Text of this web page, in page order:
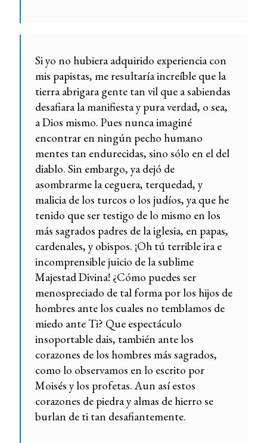
Si yo no hubiera adquirido experiencia con
mis papistas, me resultaría increíble que la
tierra abrigara gente tan vil que a sabiendas
desafiara la manifiesta y pura verdad, o sea,
a Dios mismo. Pues nunca imaginé
encontrar en ningún pecho humano
mentes tan endurecidas, sino sólo en el del
diablo. Sin embargo, ya dejó de
asombrarme la ceguera, terquedad, y
malicia de los turcos o los judíos, ya que he
tenido que ser testigo de lo mismo en los
más sagrados padres de la iglesia, en papas,
cardenales, y obispos. ¡Oh tú terrible ira e
incomprensible juicio de la sublime
Majestad Divina! ¿Cómo puedes ser
menospreciado de tal forma por los hijos de
hombres ante los cuales no temblamos de
miedo ante Ti? Que espectáculo
insoportable dais, también ante los
corazones de los hombres más sagrados,
como lo observamos en lo escrito por
Moisés y los profetas. Aun así estos
corazones de piedra y almas de hierro se
burlan de ti tan desafiantemente.